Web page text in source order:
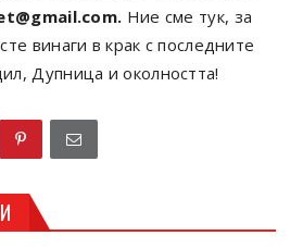
Ние сме тук, за
винаги в крак с последните
Дупница и околността!